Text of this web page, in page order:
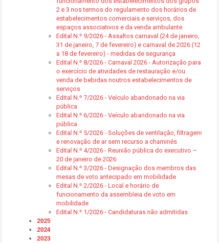
2 e 3 nos termos do regulamento dos horários de
estabelecimentos comerciais e serviços, dos
espaços associativos e da venda ambulante
Edital N.º 9/2026 - Assaltos carnaval (24 de janeiro,
31 de janeiro, 7 de fevereiro) e carnaval de 2026 (12
a 18 de fevereiro) - medidas de segurança
Edital N.º 8/2026 - Carnaval 2026 - Autorização para
o exercício de atividades de restauração e/ou
venda de bebidas noutros estabelecimentos de
serviços
Edital N.º 7/2026 - Veículo abandonado na via
pública
Edital N.º 6/2026 - Veículo abandonado na via
pública
Edital N.º 5/2026 - Soluções de ventilação, filtragem
e renovação de ar sem recurso a chaminés
Edital N.º 4/2026 - Reunião pública do executivo –
20 de janeiro de 2026
Edital N.º 3/2026 - Designação dos membros das
mesas de voto antecipado em mobilidade
Edital N.º 2/2026 - Local e horário de
funcionamento da assembleia de voto em
mobilidade
Edital N.º 1/2026 - Candidaturas não admitidas
2025
2024
2023